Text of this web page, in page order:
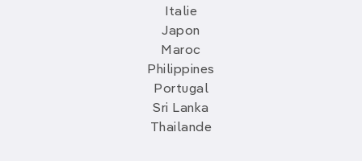
Italie
Japon
Maroc
Philippines
Portugal
Sri Lanka
Thailande